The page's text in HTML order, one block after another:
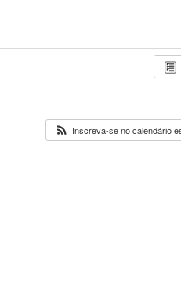
Inscreva-se no calendário